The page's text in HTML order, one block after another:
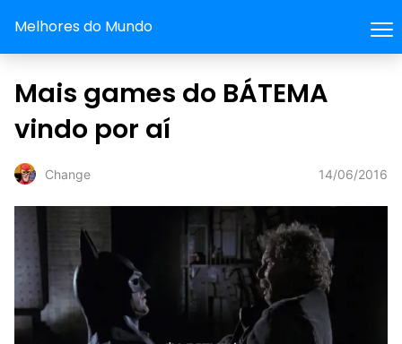
Melhores do Mundo
Mais games do BÁTEMA
vindo por aí
Change 14/06/2016